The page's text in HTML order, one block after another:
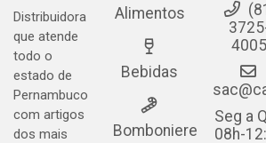
Distribuidora
que atende
todo o
estado de
Pernambuco
com artigos
dos mais
Alimentos
Bebidas
Bomboniere
4005
Seg a
08h-